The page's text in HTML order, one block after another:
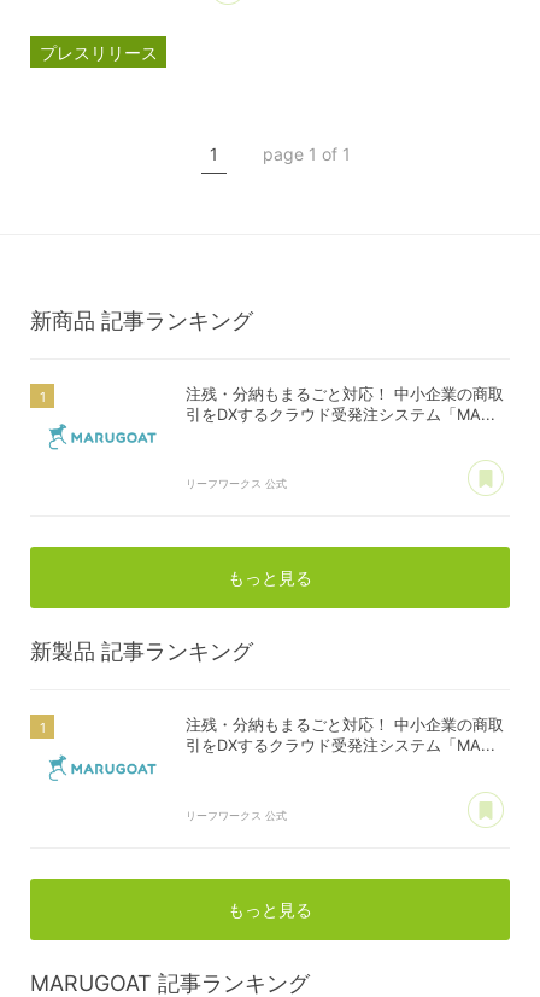
プレスリリース
1 page 1 of 1
新商品 記事ランキング
注残・分納もまるごと対応！ 中小企業の商取
引をDXするクラウド受発注システム「MA...
リーフワークス 公式
もっと見る
新製品 記事ランキング
注残・分納もまるごと対応！ 中小企業の商取
引をDXするクラウド受発注システム「MA...
リーフワークス 公式
もっと見る
MARUGOAT 記事ランキング